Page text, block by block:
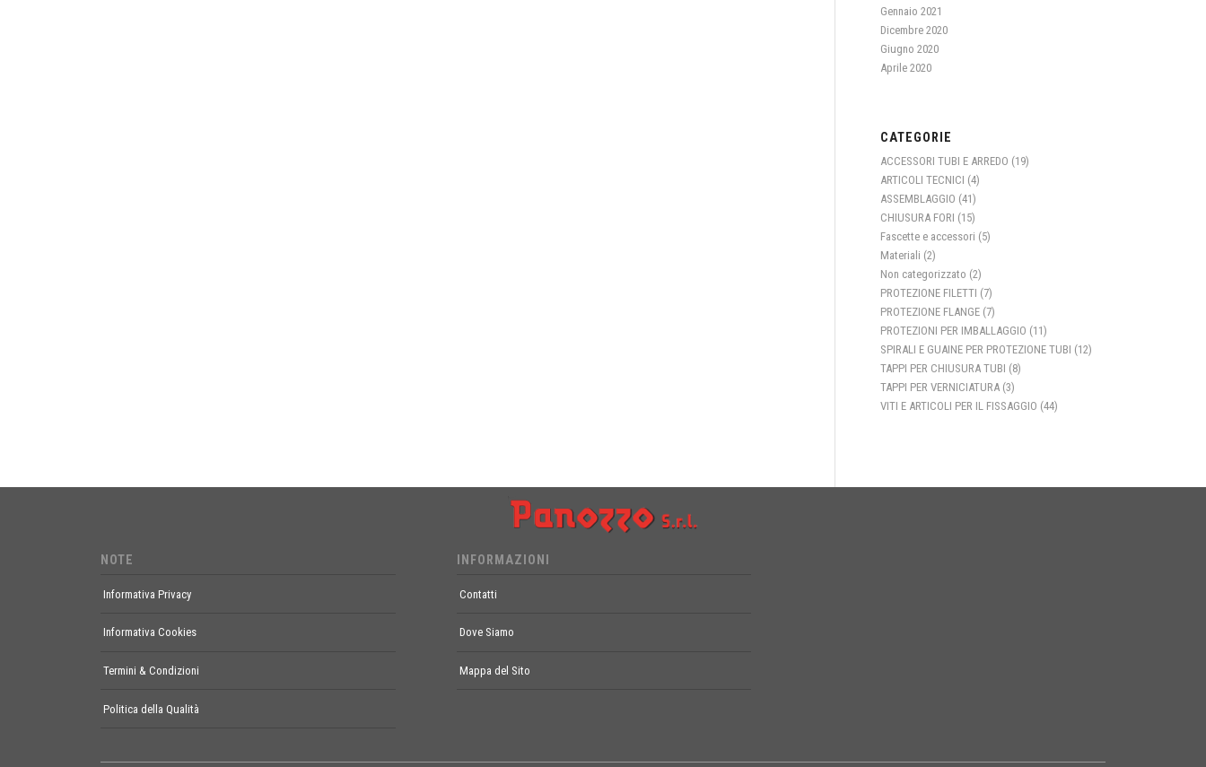
Gennaio 2021
Dicembre 2020
Giugno 2020
Aprile 2020
CATEGORIE
ACCESSORI TUBI E ARREDO (19)
ARTICOLI TECNICI (4)
ASSEMBLAGGIO (41)
CHIUSURA FORI (15)
Fascette e accessori (5)
Materiali (2)
Non categorizzato (2)
PROTEZIONE FILETTI (7)
PROTEZIONE FLANGE(7)
PROTEZIONI PER IMBALLAGGIO (11)
SPIRALI E GUAINE PER PROTEZIONE TUBI (12)
TAPPI PER CHIUSURA TUBI (8)
TAPPI PER VERNICIATURA(3)
VITI E ARTICOLI PER IL FISSAGGIO (44)
NOTE
Informativa Privacy
Informativa Cookies
Termini & Condizioni
Politica della Qualità
INFORMAZIONI
Contatti
Dove Siamo
Mappa del Sito